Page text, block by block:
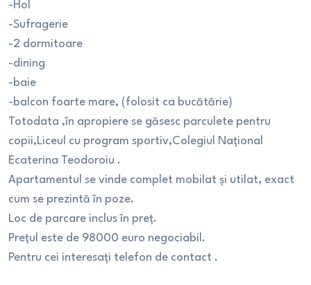
-Hol
-Sufragerie
-2 dormitoare
-dining
-baie
-balcon foarte mare, (folosit ca bucătărie)
Totodata ,în apropiere se găsesc parculete pentru
copii,Liceul cu program sportiv,Colegiul Național
Ecaterina Teodoroiu .
Apartamentul se vinde complet mobilat și utilat, exact
cum se prezintă în poze.
Loc de parcare inclus în preț.
Prețul este de 98000 euro negociabil.
Pentru cei interesați telefon de contact .